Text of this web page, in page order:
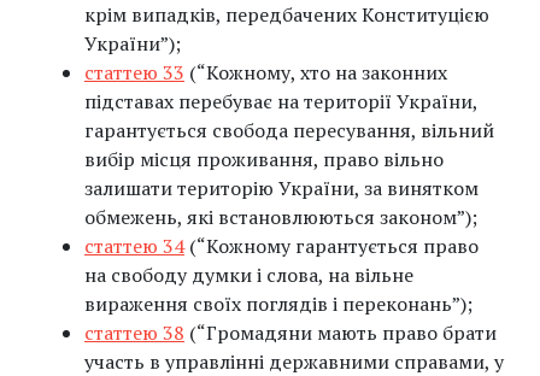
крім випадків, передбачених Конституцією
України”);
статтею 33 (“Кожному, хто на законних
підставах перебуває на території України,
гарантується свобода пересування, вільний
вибір місця проживання, право вільно
залишати територію України, за винятком
обмежень, які встановлюються законом”);
статтею 34(“Кожному гарантується право
на свободу думки і слова, на вільне
вираження своїх поглядів і переконань”);
статтею 38 (“Громадяни мають право брати
участь в управлінні державними справами, у